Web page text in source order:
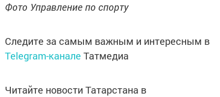
Фото Управление по спорту
Следите за самым важным и интересным в
Telegram-канале Татмедиа
Читайте новости Татарстана в